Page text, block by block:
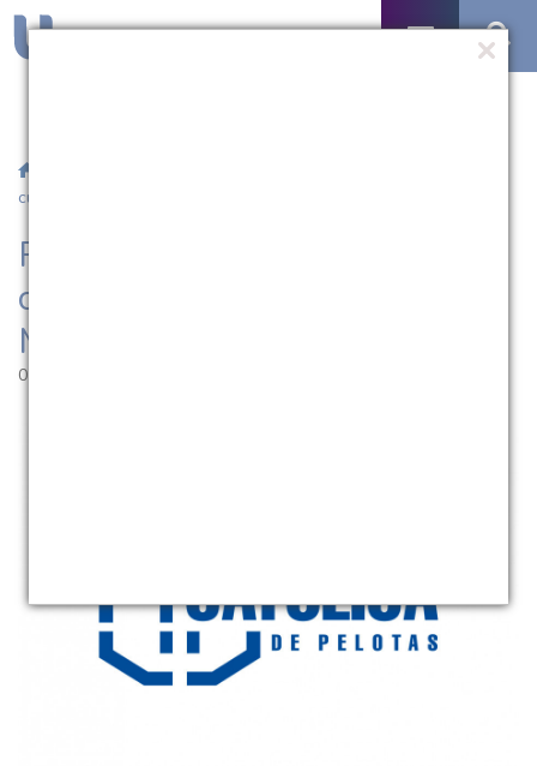
curso de Medicina
PRAC/UCPel convoca cinco
candidatos para o curso de
Medicina
07.03.2022 | 09:28